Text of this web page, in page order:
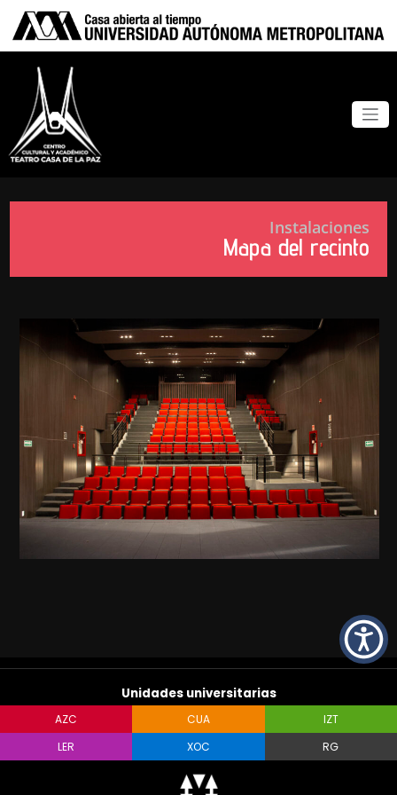
Instalaciones
Mapa del recinto
Unidades universitarias
AZC CUA
IZT
LER
XOC RG